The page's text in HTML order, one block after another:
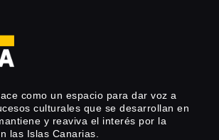
como un espacio para dar voz a
culturales que se desarrollan en
y reaviva el interés por la
las Islas Canarias.